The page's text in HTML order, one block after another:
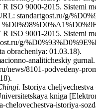
R ISO 9000-2015. Sistemi
standartgost.ru/g/
R ISO 9001-2015. Sistemi
g/
obracheniya: 01.03.18).
analiticheskiy
news/8101-podvedeny-
Istoriya
kniga
chelovechestva-istoriya-